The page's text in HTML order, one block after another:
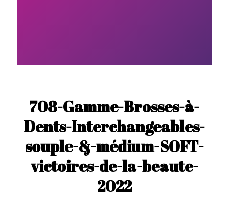
708-Gamme-Brosses-à-
Dents-Interchangeables-
souple-&-médium-SOFT-
victoires-de-la-beaute-
2022